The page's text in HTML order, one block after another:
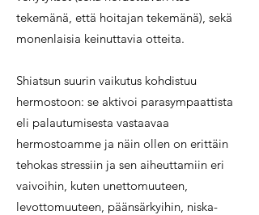
tekemänä, että hoitajan tekemänä), sekä
monenlaisia keinuttavia otteita.
Shiatsun suurin vaikutus kohdistuu
hermostoon: se aktivoi parasympaattista
eli palautumisesta vastaavaa
hermostoamme ja näin ollen on erittäin
tehokas stressiin ja sen aiheuttamiin eri
vaivoihin, kuten unettomuuteen,
levottomuuteen, päänsärkyihin, niska-